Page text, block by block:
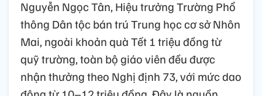
Nguyễn Ngọc Tân, Hiệu trưởng Trường Phổ
thông Dân tộc bán trú Trung học cơ sở Nhôn
Mai, ngoài khoản quà Tết 1 triệu đồng từ
quỹ trường, toàn bộ giáo viên đều được
nhận thưởng theo Nghị định 73, với mức dao